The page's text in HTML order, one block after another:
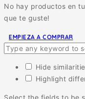
No hay productos en
que te guste!
EMPIEZA A COMPRAR
Hide
Highlight
Select the fields to be